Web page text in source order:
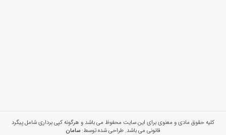
کلیه حقوق مادی و معنوی برای این سایت محفوظ می باشد و هرگونه کپی برداری شامل پیگرد
قانونی می باشد. طراحی شده توسط:سامان